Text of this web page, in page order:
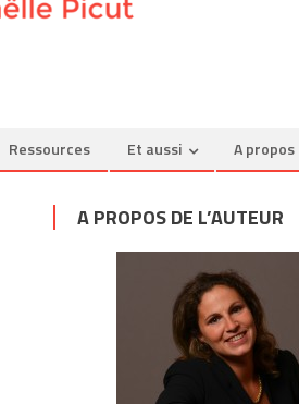
Ressources Et aussi A propos
A PROPOS DE L’AUTEUR